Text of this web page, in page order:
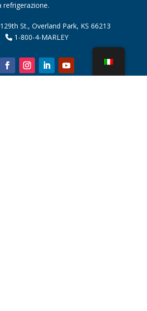
refrigerazione.
St., Overland Park, KS 66213
1-800-4-MARLEY